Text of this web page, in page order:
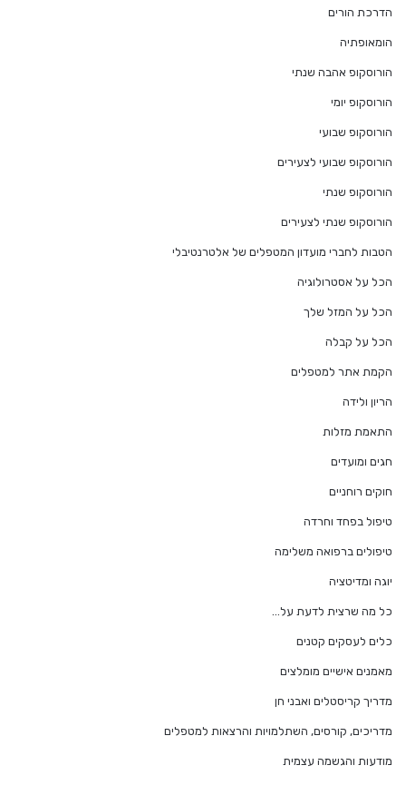
הדרכת הורים
הומאופתיה
הורוסקופ אהבה שנתי
הורוסקופ יומי
הורוסקופ שבועי
הורוסקופ שבועי לצעירים
הורוסקופ שנתי
הורוסקופ שנתי לצעירים
הטבות לחברי מועדון המטפלים של אלטרנטיבלי
הכל על אסטרולוגיה
הכל על המזל שלך
הכל על קבלה
הקמת אתר למטפלים
הריון ולידה
התאמת מזלות
חגים ומועדים
חוקים רוחניים
טיפול בפחד וחרדה
טיפולים ברפואה משלימה
יוגה ומדיטציה
כל מה שרצית לדעת על…
כלים לעסקים קטנים
מאמנים אישיים מומלצים
מדריך קריסטלים ואבני חן
מדריכים, קורסים, השתלמויות והרצאות למטפלים
מודעות והגשמה עצמית